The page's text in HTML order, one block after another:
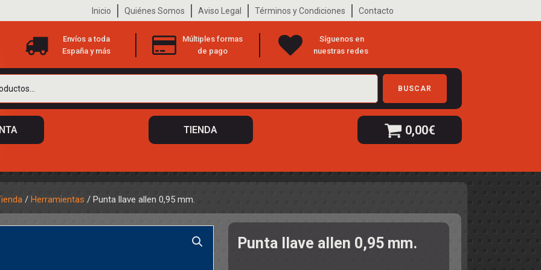
Inicio Quiénes Somos Aviso Legal Términos y Condiciones Contacto
Envíos a toda
España y más
Múltiples formas
de pago
Síguenos en
nuestras redes
BUSCAR
TIENDA 0,00€
/ Herramientas / Punta llave allen 0,95 mm.
Punta llave allen 0,95 mm.